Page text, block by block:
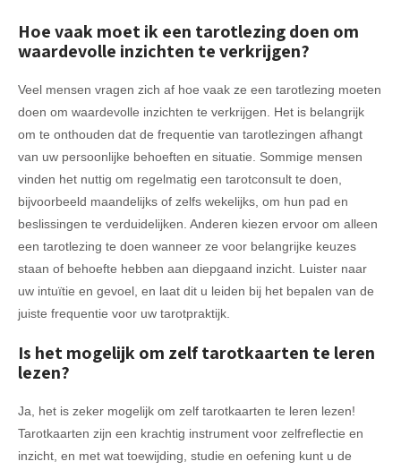
Hoe vaak moet ik een tarotlezing doen om
waardevolle inzichten te verkrijgen?
Veel mensen vragen zich af hoe vaak ze een tarotlezing moeten
doen om waardevolle inzichten te verkrijgen. Het is belangrijk
om te onthouden dat de frequentie van tarotlezingen afhangt
van uw persoonlijke behoeften en situatie. Sommige mensen
vinden het nuttig om regelmatig een tarotconsult te doen,
bijvoorbeeld maandelijks of zelfs wekelijks, om hun pad en
beslissingen te verduidelijken. Anderen kiezen ervoor om alleen
een tarotlezing te doen wanneer ze voor belangrijke keuzes
staan of behoefte hebben aan diepgaand inzicht. Luister naar
uw intuïtie en gevoel, en laat dit u leiden bij het bepalen van de
juiste frequentie voor uw tarotpraktijk.
Is het mogelijk om zelf tarotkaarten te leren
lezen?
Ja, het is zeker mogelijk om zelf tarotkaarten te leren lezen!
Tarotkaarten zijn een krachtig instrument voor zelfreflectie en
inzicht, en met wat toewijding, studie en oefening kunt u de